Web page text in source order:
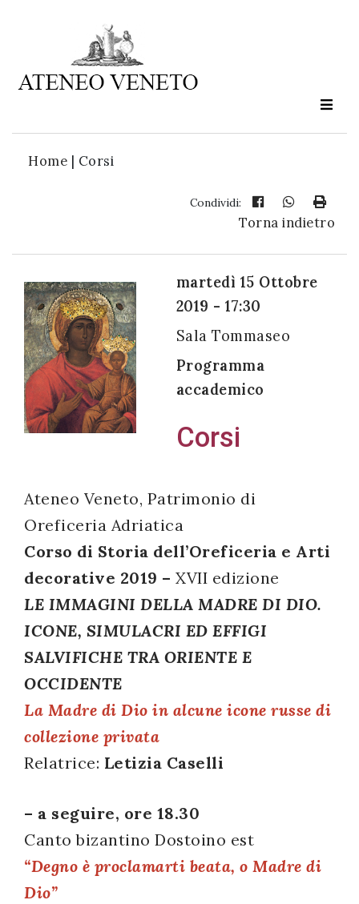
Home | Corsi
Condividi:
Torna indietro
martedì 15 Ottobre
2019 - 17:30
Sala Tommaseo
Programma
accademico
Corsi
Ateneo Veneto, Patrimonio di
Oreficeria Adriatica
Corso di Storia dell’Oreficeria e Arti
decorative 2019 – XVII edizione
LE IMMAGINI DELLA MADRE DI DIO.
ICONE, SIMULACRI ED EFFIGI
SALVIFICHE TRA ORIENTE E
OCCIDENTE
La Madre di Dio in alcune icone russe di
collezione privata
Relatrice: Letizia Caselli
– a seguire, ore 18.30
Canto bizantino Dostoino est
“Degno è proclamarti beata, o Madre di
Dio”
Ateneo
è
cultura
newsletter:
miei dati
personali in
con il
decreto
legislativo
196/03
Registrazione
avvenuta con
successo!